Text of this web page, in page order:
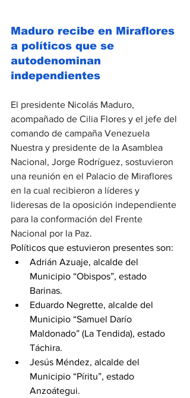
Maduro recibe en Miraflores
a políticos que se
autodenominan
independientes
El presidente Nicolás Maduro,
acompañado de Cilia Flores y el jefe del
comando de campaña Venezuela
Nuestra y presidente de la Asamblea
Nacional, Jorge Rodríguez, sostuvieron
una reunión en el Palacio de Miraflores
en la cual recibieron a líderes y
lideresas de la oposición independiente
para la conformación del Frente
Nacional por la Paz.
Políticos que estuvieron presentes son:
Adrián Azuaje, alcalde del
Municipio “Obispos”, estado
Barinas.
Eduardo Negrette, alcalde del
Municipio “Samuel Darío
Maldonado” (La Tendida), estado
Táchira.
Jesús Méndez, alcalde del
Municipio “Píritu”, estado
Anzoátegui.